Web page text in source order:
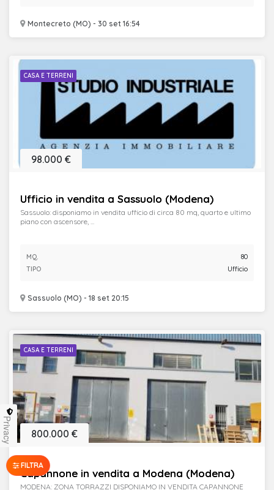
Montecreto (MO) - 30 set 16:54
CASA E TERRENI
Ufficio in vendita a Sassuolo (Modena)
Sassuolo (MO) - 18 set 20:15
98.000 €
Sassuolo: disponiamo in vendita ufficio di circa 80 mq, quarto e ultimo
piano con ascensore, ...
MQ.
80
TIPO
Ufficio
CASA E TERRENI
Capannone in vendita a Modena (Modena)
800.000 €
MODENA: ZONA TORRAZZI DISPONIAMO IN VENDITA CAPANNONE
FILTRA
Privacy